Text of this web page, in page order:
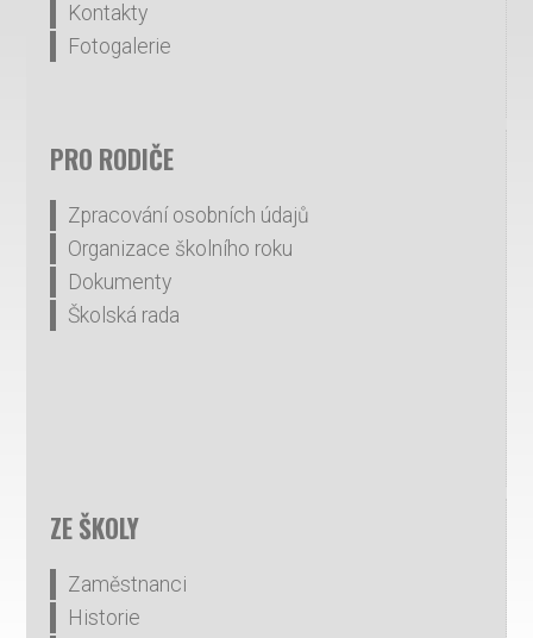
Kontakty
Fotogalerie
PRO RODIČE
Zpracování osobních údajů
Organizace školního roku
Dokumenty
Školská rada
ZE ŠKOLY
Zaměstnanci
Historie